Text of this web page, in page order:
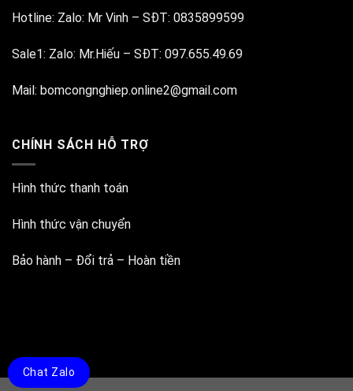
Chat Zalo
Hotline: Zalo: Mr Vinh – SĐT: 0835899599
Sale1: Zalo: Mr.Hiếu – SĐT: 097.655.49.69
Mail: bomcongnghiep.online2@gmail.com
CHÍNH SÁCH HỖ TRỢ
Hình thức thanh toán
Hình thức vận chuyển
Bảo hành – Đổi trả – Hoàn tiền